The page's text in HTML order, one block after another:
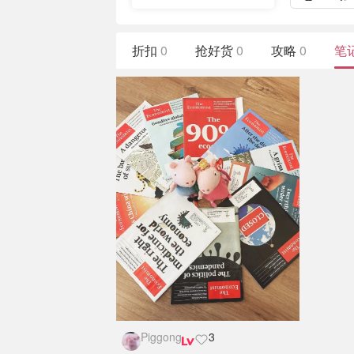
折扣 0 抢好货0 攻略 0 笔
Piggong 3